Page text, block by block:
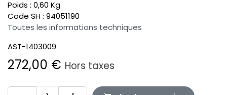
Poids : 0,60 Kg
Code SH : 94051190
Toutes les informations techniques
AST-1403009
272,00 € Hors taxes